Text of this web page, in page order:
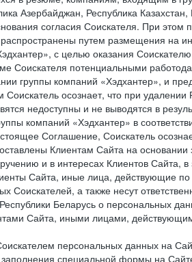
Азербайджан, Республика
согласия Соискателя. При
распространены путем размещения
с целью оказания
Соискателя потенциальными
группы компаний «Хэдхантер», и
Соискатель осознает, что при
недоступны и не выводятся в
компаний «Хэдхантер» в
Соглашение, Соискатель
Клиентам Сайта на
и в интересах Клиентов Сайта,
Сайта, иные лица, действующие
Соискателей, а также несут
Беларусь о персональных
Сайта, иными лицами,
персональных данных на
специальной формы на